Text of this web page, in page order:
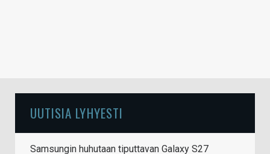
UUTISIA LYHYESTI
Samsungin huhutaan tiputtavan Galaxy S27